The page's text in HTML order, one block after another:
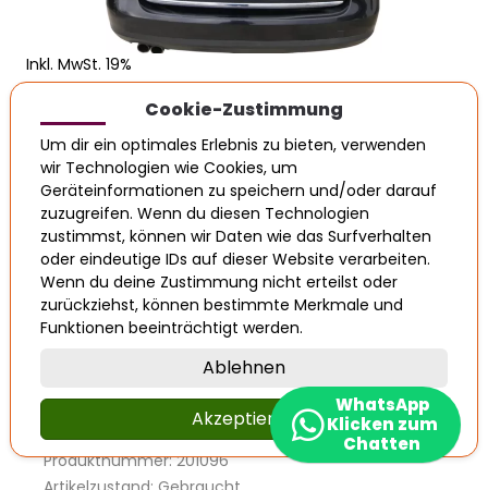
VW Passat 3C Kombi Variant
Heckklappe Klappe Scheibe schwarz
LC9X ohneAnbauteile
Eigenschaften OE-Nummern
Produktnummer: 201096
Inkl. MwSt. 19%
€ 599,99
Auf Lager
In den Warenkorb legen
WhatsApp
Klicken zum
Chatten
Cookie-Zustimmung
Um dir ein optimales Erlebnis zu bieten, verwenden
wir Technologien wie Cookies, um
Geräteinformationen zu speichern und/oder darauf
zuzugreifen. Wenn du diesen Technologien
zustimmst, können wir Daten wie das Surfverhalten
oder eindeutige IDs auf dieser Website verarbeiten.
Wenn du deine Zustimmung nicht erteilst oder
zurückziehst, können bestimmte Merkmale und
Funktionen beeinträchtigt werden.
Ablehnen
Akzeptieren